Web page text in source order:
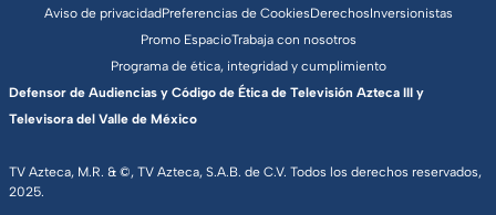
TV Azteca, M.R. & ©, TV Azteca, S.A.B. de C.V. Todos los derechos reservados,
2025.
Aviso de privacidadPreferencias de CookiesDerechosInversionistas
Promo EspacioTrabaja con nosotros
Programa de ética, integridad y cumplimiento
Defensor de Audiencias y Código de Ética de Televisión Azteca III y
Televisora del Valle de México